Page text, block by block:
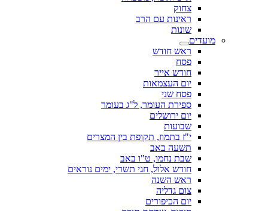
צחוק
ראינות עם הרב
שונות
מועדים
ראש חודש
פסח
חודש אייר
יום העצמאות
פסח שני
ספירת העומר, ל"ג בעומר
יום ירושלים
שבועות
י"ז בתמוז, תקופת בין המצרים
תשעה באב
שבת נחמו, ט"ו באב
חודש אלול, חגי תשרי, ימים נוראים
ראש השנה
צום גדליה
יום הכיפורים